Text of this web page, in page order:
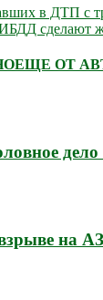
в ДТП с
сделают
ЕЩЕ ОТ
на